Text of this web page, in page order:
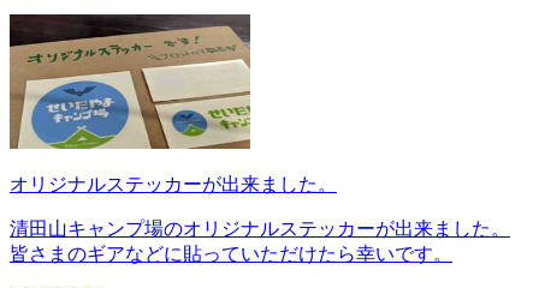
オリジナルステッカーが出来ました。
清田山キャンプ場のオリジナルステッカーが出来ました。
皆さまのギアなどに貼っていただけたら幸いです。